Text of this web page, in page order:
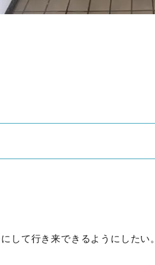
して行き来できるようにしたい。